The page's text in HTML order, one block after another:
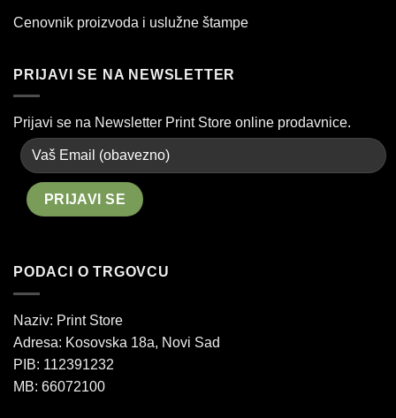
Cenovnik proizvoda i uslužne štampe
PRIJAVI SE NA NEWSLETTER
Prijavi se na Newsletter Print Store online prodavnice.
PODACI O TRGOVCU
Naziv: Print Store
Adresa: Kosovska 18a, Novi Sad
PIB: 112391232
MB: 66072100